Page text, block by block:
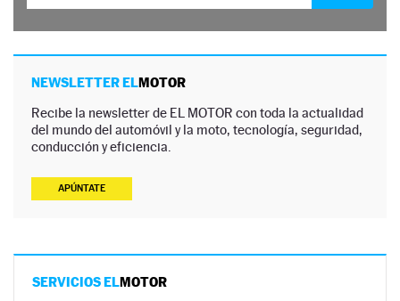
NEWSLETTER ELMOTOR
Recibe la newsletter de EL MOTOR con toda la actualidad
del mundo del automóvil y la moto, tecnología, seguridad,
conducción y eficiencia.
APÚNTATE
SERVICIOS ELMOTOR